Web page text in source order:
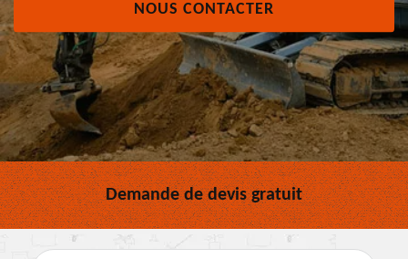
NOUS CONTACTER
Demande de devis gratuit